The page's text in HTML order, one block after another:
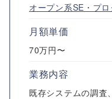
オープン系SE・プロ
月額単価
70万円〜
業務内容
既存システムの調査